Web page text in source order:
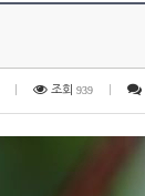
조회 939